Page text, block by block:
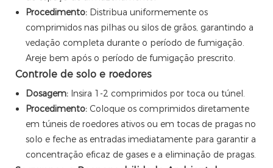
Procedimento: Distribua uniformemente os
comprimidos nas pilhas ou silos de grãos, garantindo a
vedação completa durante o período de fumigação.
Areje bem após o período de fumigação prescrito.
Controle de solo e roedores
Dosagem: Insira 1-2 comprimidos por toca ou túnel.
Procedimento: Coloque os comprimidos diretamente
em túneis de roedores ativos ou em tocas de pragas no
solo e feche as entradas imediatamente para garantir a
concentração eficaz de gases e a eliminação de pragas.